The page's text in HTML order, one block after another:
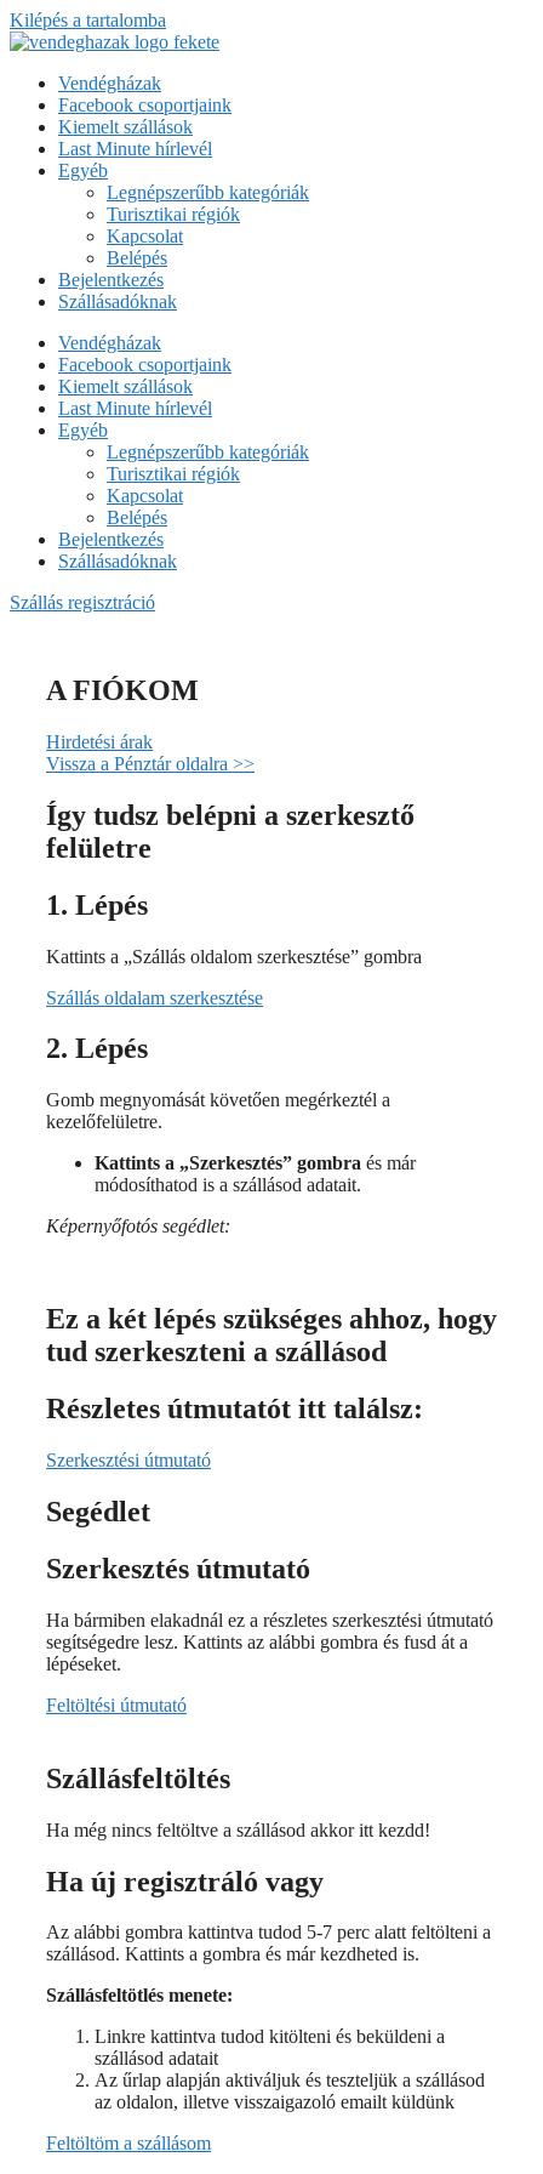
Kilépés a tartalomba
Vendégházak
Facebook csoportjaink
Kiemelt szállások
Last Minute hírlevél
Egyéb
Legnépszerűbb kategóriák
Turisztikai régiók
Kapcsolat
Belépés
Bejelentkezés
Szállásadóknak
Vendégházak
Facebook csoportjaink
Kiemelt szállások
Last Minute hírlevél
Egyéb
Legnépszerűbb kategóriák
Turisztikai régiók
Kapcsolat
Belépés
Bejelentkezés
Szállásadóknak
Szállás regisztráció
A FIÓKOM
Hirdetési árak
Vissza a Pénztár oldalra >>
Így tudsz belépni a szerkesztő
felületre
1. Lépés
Kattints a „Szállás oldalom szerkesztése” gombra
Szállás oldalam szerkesztése
2. Lépés
Gomb megnyomását követően megérkeztél a
kezelőfelületre.
Kattints a „Szerkesztés” gombra és már
módosíthatod is a szállásod adatait.
Képernyőfotós segédlet:
Ez a két lépés szükséges ahhoz, hogy
tud szerkeszteni a szállásod
Részletes útmutatót itt találsz:
Szerkesztési útmutató
Segédlet
Szerkesztés útmutató
Ha bármiben elakadnál ez a részletes szerkesztési útmutató
segítségedre lesz. Kattints az alábbi gombra és fusd át a
lépéseket.
Feltöltési útmutató
Szállásfeltöltés
Ha még nincs feltöltve a szállásod akkor itt kezdd!
Ha új regisztráló vagy
Az alábbi gombra kattintva tudod 5-7 perc alatt feltölteni a
szállásod. Kattints a gombra és már kezdheted is.
Szállásfeltötlés menete:
Linkre kattintva tudod kitölteni és beküldeni a
szállásod adatait
Az űrlap alapján aktiváljuk és teszteljük a szállásod
az oldalon, illetve visszaigazoló emailt küldünk
Feltöltöm a szállásom